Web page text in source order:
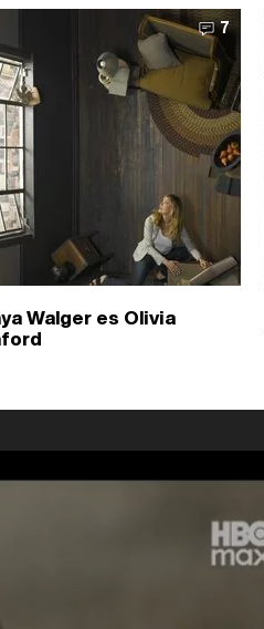
7
Walger es Olivia